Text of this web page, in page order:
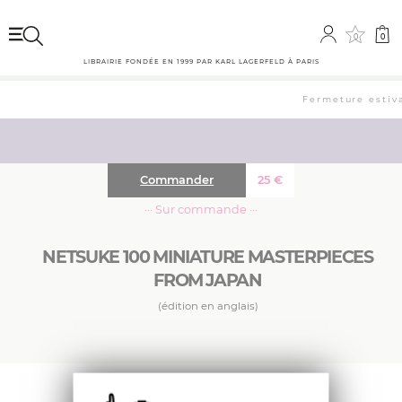
0 0
LIBRAIRIE FONDÉE EN 1999 PAR KARL LAGERFELD À PARIS
Fermeture
NETSUKE 100 MINIATURE MASTERPIECES
FROM JAPAN
(édition en anglais)
25 €
Commander
··· Sur commande ···
La présentation d’une centaine des netsuke les